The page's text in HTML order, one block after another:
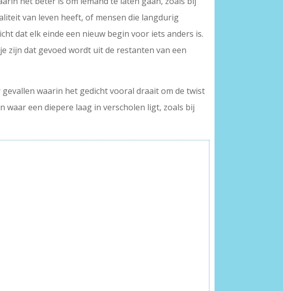
van leven heeft, of mensen die langdurig
dat elk einde een nieuw begin voor iets anders is.
zijn dat gevoed wordt uit de restanten van een
waarin het gedicht vooral draait om de twist
waar een diepere laag in verscholen ligt, zoals bij